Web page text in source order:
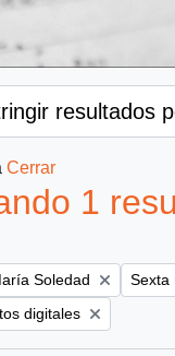
resultados
Cerrar
1
Soledad
Sexta
digitales